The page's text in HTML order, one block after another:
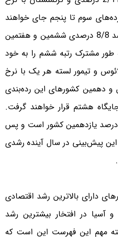
رده‌های سوم تا پنجم جای خواهند
گرفت. بوتان و لیبی هریک با رشد 8/8 درصدی ششمین و هفتمین
طور مشترک رتبه ششم را به خود
و تیمور لسته هر یک با نرخ
و دهمین کشورهای این رده‌بندی
هشتم قرار خواهند گرفت.
با نرخ رشد اقتصادی 0/8 درصد یازدهمین کشور است و پس
این پیش‌بینی در سال آینده رشدی
دارای بالاترین رشد اقتصادی
در افتخار بیشترین رشد
مهم این فهرست این است که